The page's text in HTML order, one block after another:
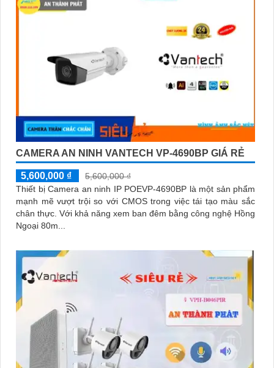
CAMERA AN NINH VANTECH VP-4690BP GIÁ RẺ
5,600,000 ₫
5,600,000 ₫
Thiết bị Camera an ninh IP POEVP-4690BP là một sản phẩm
mạnh mẽ vượt trội so với CMOS trong việc tái tạo màu sắc
chân thực. Với khả năng xem ban đêm bằng công nghệ Hồng
Ngoại 80m...